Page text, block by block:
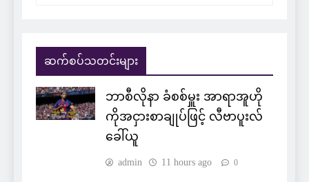
ဆက်စပ်သတင်းများ
ဘာစီလိုနာ ခံစစ်မှူး အာရာအူဟို
ကိုအငှားစာချုပ်ဖြင့် လီဗာပူးလ်
ခေါ်ယူ
admin 11 hours ago 0